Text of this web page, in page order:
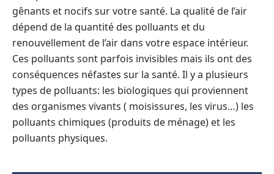
gênants et nocifs sur votre santé. La qualité de l’air
dépend de la quantité des polluants et du
renouvellement de l’air dans votre espace intérieur.
Ces polluants sont parfois invisibles mais ils ont des
conséquences néfastes sur la santé. Il y a plusieurs
types de polluants: les biologiques qui proviennent
des organismes vivants ( moisissures, les virus…) les
polluants chimiques (produits de ménage) et les
polluants physiques.